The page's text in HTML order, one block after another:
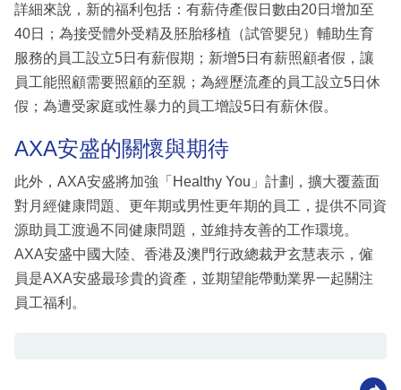
詳細來說，新的福利包括：有薪侍產假日數由20日增加至
40日；為接受體外受精及胚胎移植（試管嬰兒）輔助生育
服務的員工設立5日有薪假期；新增5日有薪照顧者假，讓
員工能照顧需要照顧的至親；為經歷流產的員工設立5日休
假；為遭受家庭或性暴力的員工增設5日有薪休假。
AXA安盛的關懷與期待
此外，AXA安盛將加強「Healthy You」計劃，擴大覆蓋面
對月經健康問題、更年期或男性更年期的員工，提供不同資
源助員工渡過不同健康問題，並維持友善的工作環境。
AXA安盛中國大陸、香港及澳門行政總裁尹玄慧表示，僱
員是AXA安盛最珍貴的資產，並期望能帶動業界一起關注
員工福利。